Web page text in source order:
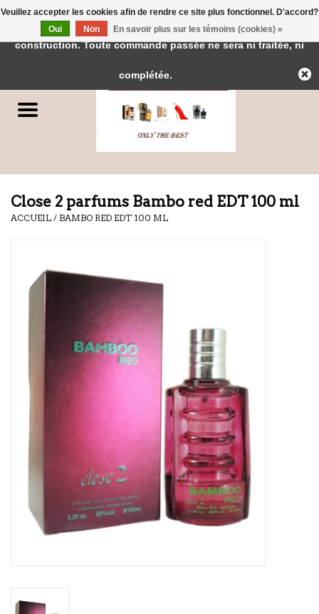
Parfums
Close 2 parfums Bambo red EDT 100 ml
ACCUEIL / BAMBO RED EDT 100 ML
Veuillez accepter les cookies afin de rendre ce site plus fonctionnel. D'accord?
Oui
Non En savoir plus sur les témoins (cookies) »
← Retour à l'interface d'administrationCette boutique est en
construction. Toute commande passée ne sera ni traitée, ni
complétée.